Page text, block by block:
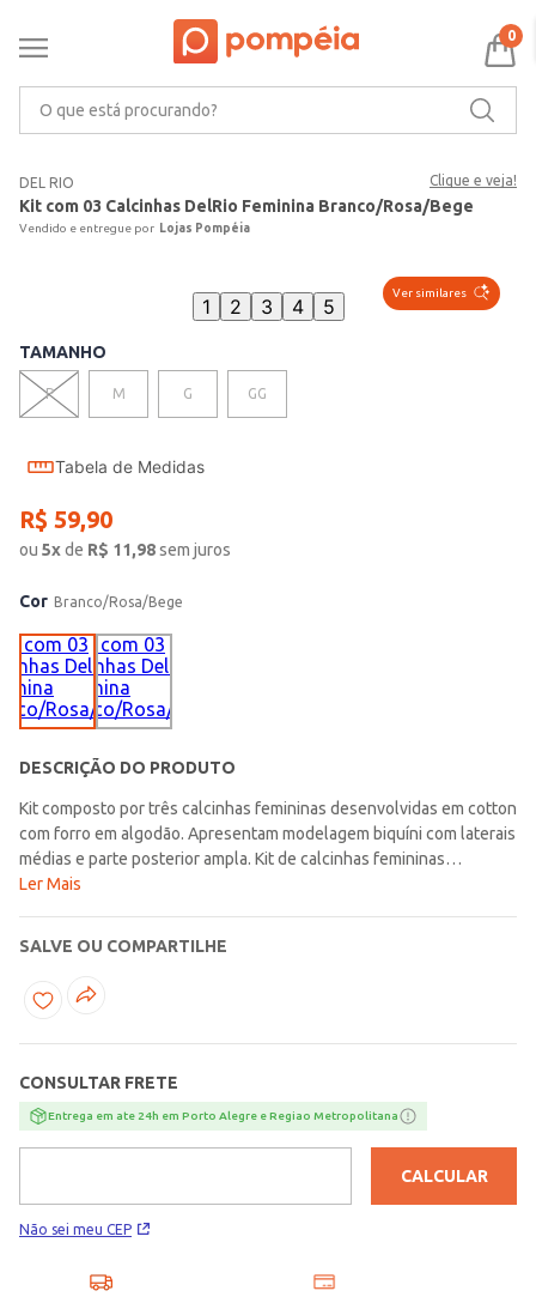
0
DEL RIO Clique e veja!
Kit com 03 Calcinhas DelRio Feminina Branco/Rosa/Bege
Lojas Pompéia
Ver similares
1 2 3 4 5
TAMANHO
P M G GG
Tabela de Medidas
R$ 59,90
ou 5xde R$ 11,98sem juros
Cor Branco/Rosa/Bege
DESCRIÇÃO DO PRODUTO
Kit composto por três calcinhas femininas desenvolvidas em cotton
com forro em algodão. Apresentam modelagem biquíni com laterais
médias e parte posterior ampla. Kit de calcinhas femininas
desenvolvidas em cotton de boa qualidade com toque macio.
Apresenta forro em 100% algodão com ação antibacteriana. Ideal
para o dia a dia! Contém: 03 unidades Tecido: Cotton Composição:
95% algodão, 05% elastano Marca: DelRio Medidas da modelo:
Ler Mais
SALVE OU COMPARTILHE
CONSULTAR FRETE
Entrega em ate 24h em Porto Alegre e Regiao Metropolitana
Não sei meu CEP
CALCULAR